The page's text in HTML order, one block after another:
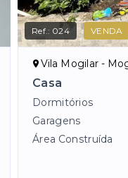
Ref.: 024 VENDA
Vila Mogilar -
Casa
Dormitórios
Garagens
Área Construída